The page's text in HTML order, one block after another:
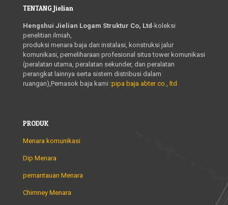
TENTANG Jielian
Hengshui Jielian Logam Struktur Co, Ltd-koleksi
penelitian ilmiah,
produksi menara baja dan instalasi, konstruksi jalur
komunikasi, pemeliharaan profesional situs tower komunikasi
(peralatan utama, peralatan sekunder, dan peralatan
perangkat lainnya serta sistem distribusi dalam
ruangan),Pemasok baja kami :pipa baja abter co., ltd
PRODUK
Menara komunikasi
Dip Menara
pemantauan Menara
Chimney Menara